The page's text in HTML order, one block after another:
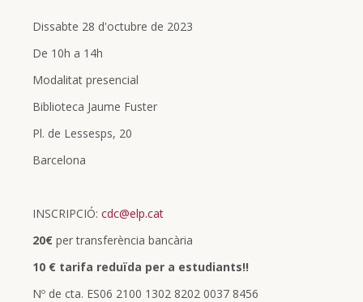
Dissabte 28 d'octubre de 2023
De 10h a 14h
Modalitat presencial
Biblioteca Jaume Fuster
Pl. de Lessesps, 20
Barcelona
INSCRIPCIÓ: cdc@elp.cat
20€ per transferència bancària
10 € tarifa reduïda per a estudiants!!
Nº de cta. ES06 2100 1302 8202 0037 8456